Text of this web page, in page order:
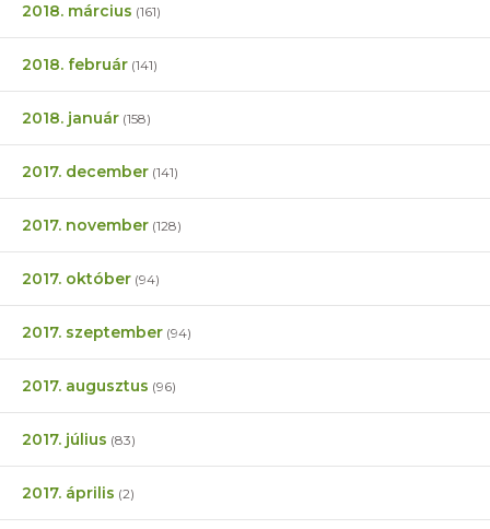
2018. március (161)
2018. február (141)
2018. január (158)
2017. december (141)
2017. november (128)
2017. október (94)
2017. szeptember (94)
2017. augusztus (96)
2017. július (83)
2017. április (2)